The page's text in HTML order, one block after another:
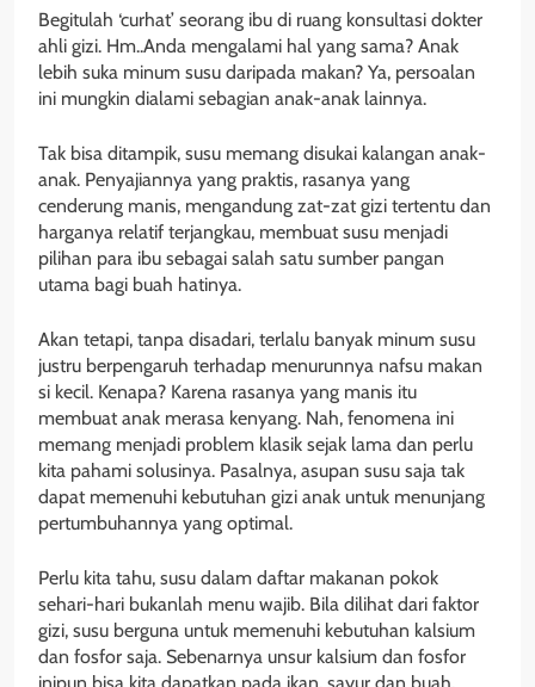
Begitulah ‘curhat’ seorang ibu di ruang konsultasi dokter
ahli gizi. Hm..Anda mengalami hal yang sama? Anak
lebih suka minum susu daripada makan? Ya, persoalan
ini mungkin dialami sebagian anak-anak lainnya.
Tak bisa ditampik, susu memang disukai kalangan anak-
anak. Penyajiannya yang praktis, rasanya yang
cenderung manis, mengandung zat-zat gizi tertentu dan
harganya relatif terjangkau, membuat susu menjadi
pilihan para ibu sebagai salah satu sumber pangan
utama bagi buah hatinya.
Akan tetapi, tanpa disadari, terlalu banyak minum susu
justru berpengaruh terhadap menurunnya nafsu makan
si kecil. Kenapa? Karena rasanya yang manis itu
membuat anak merasa kenyang. Nah, fenomena ini
memang menjadi problem klasik sejak lama dan perlu
kita pahami solusinya. Pasalnya, asupan susu saja tak
dapat memenuhi kebutuhan gizi anak untuk menunjang
pertumbuhannya yang optimal.
Perlu kita tahu, susu dalam daftar makanan pokok
sehari-hari bukanlah menu wajib. Bila dilihat dari faktor
gizi, susu berguna untuk memenuhi kebutuhan kalsium
dan fosfor saja. Sebenarnya unsur kalsium dan fosfor